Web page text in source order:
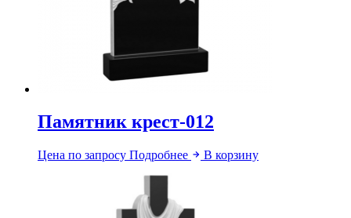
Памятник крест-012
Цена по запросу Подробнее В корзину